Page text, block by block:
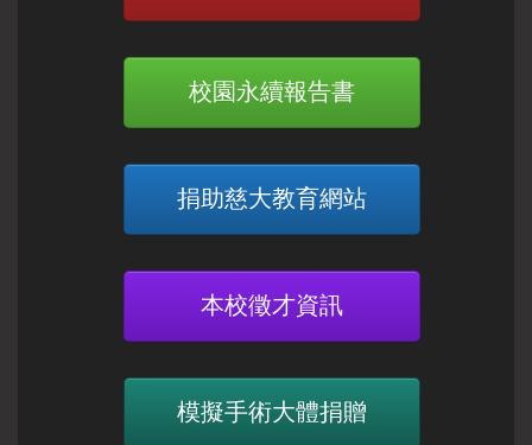
校園永續報告書
捐助慈大教育網站
本校徵才資訊
模擬手術大體捐贈